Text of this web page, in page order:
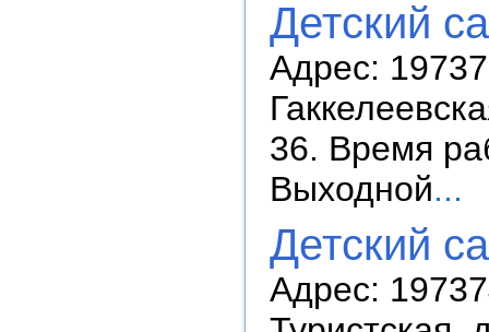
Детский
Адрес:
36. Время
Выходной...
Детский
Адрес: